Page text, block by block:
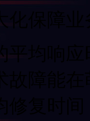
大化保障
平均响
障能在
复时间